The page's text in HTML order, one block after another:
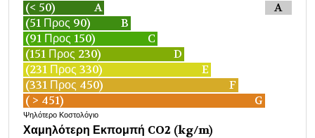
(< 50)
A
(51 Προς 90)
B
(91 Προς 150)
C
(151 Προς 230)
D
(231 Προς 330)
E
(331 Προς 450)
F
( > 451)
G
A
Ψηλότερο Κοστολόγιο
Χαμηλότερη Εκπομπή CO2 (kg/m)